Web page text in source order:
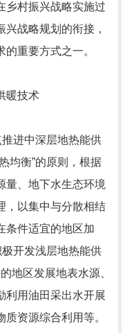
乡村振兴战略实施过
战略规划的衔接，
重要方式之一。
暖技术
进中深层地热能供
均衡”的原则，根据
量、地下水生态环境
，以集中与分散相结
条件适宜的地区加
极开发浅层地热能供
地区发展地表水源、
利用油田采出水开展
资源综合利用等。